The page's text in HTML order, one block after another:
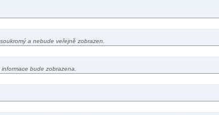
a nebude veřejně zobrazen.
informace bude zobrazena.